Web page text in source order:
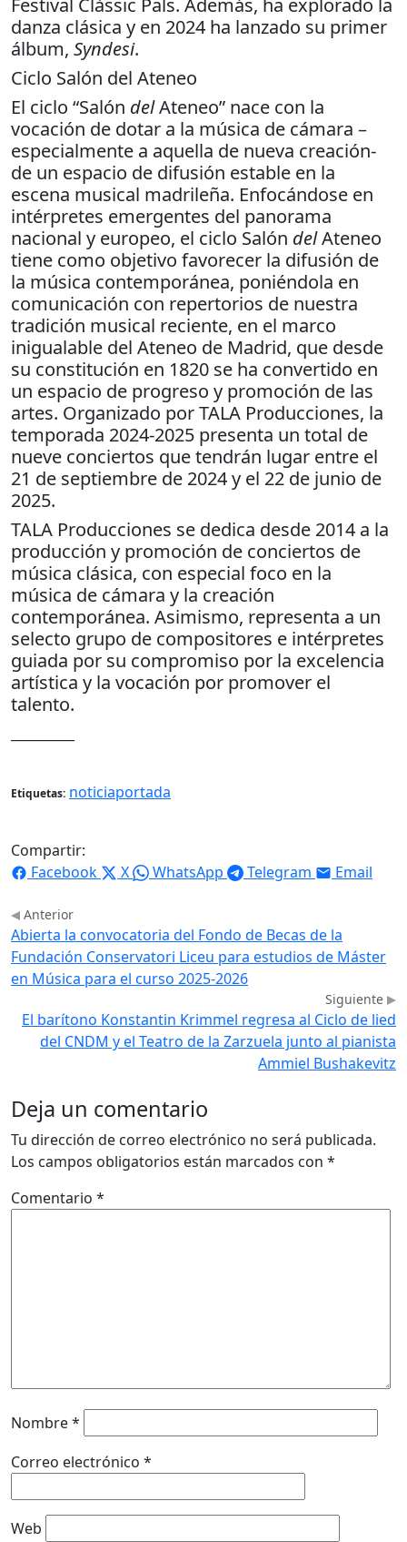
danza clásica y en 2024 ha lanzado su primer
álbum, Syndesi.
Ciclo Salón del Ateneo
El ciclo “Salón delAteneo” nace con la
vocación de dotar a la música de cámara –
especialmente a aquella de nueva creación-
de un espacio de difusión estable en la
escena musical madrileña. Enfocándose en
intérpretes emergentes del panorama
nacional y europeo, el ciclo Salón delAteneo
tiene como objetivo favorecer la difusión de
la música contemporánea, poniéndola en
comunicación con repertorios de nuestra
tradición musical reciente, en el marco
inigualable del Ateneo de Madrid, que desde
su constitución en 1820 se ha convertido en
un espacio de progreso y promoción de las
artes. Organizado por TALA Producciones, la
temporada 2024-2025 presenta un total de
nueve conciertos que tendrán lugar entre el
21 de septiembre de 2024 y el 22 de junio de
2025.
TALA Producciones se dedica desde 2014 a la
producción y promoción de conciertos de
música clásica, con especial foco en la
música de cámara y la creación
contemporánea. Asimismo, representa a un
selecto grupo de compositores e intérpretes
guiada por su compromiso por la excelencia
artística y la vocación por promover el
talento.
Etiquetas: noticiaportada
Compartir:
Facebook
X WhatsApp Telegram Email
Anterior
Abierta la convocatoria del Fondo de Becas de la
Fundación Conservatori Liceu para estudios de Máster
en Música para el curso 2025-2026
Siguiente
El barítono Konstantin Krimmel regresa al Ciclo de lied
del CNDM y el Teatro de la Zarzuela junto al pianista
Ammiel Bushakevitz
Deja un comentario
Tu dirección de correo electrónico no será publicada.
Los campos obligatorios están marcados con *
Comentario *
Nombre*
Correo electrónico *
Web